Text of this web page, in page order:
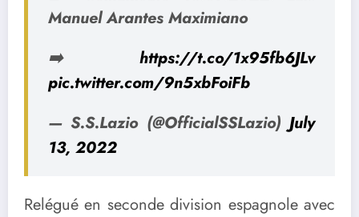
Manuel Arantes Maximiano
➡️ https://t.co/1x95fb6JLv
pic.twitter.com/9n5xbFoiFb
— S.S.Lazio (@OfficialSSLazio)July
13, 2022
Relégué en seconde division espagnole avec